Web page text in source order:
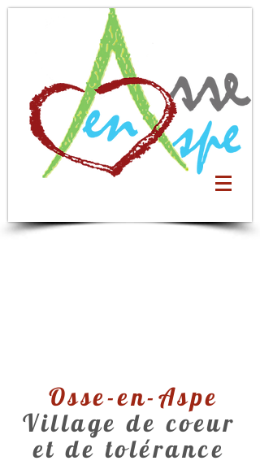
Osse-en-Aspe
Village de coeur
et de tolérance